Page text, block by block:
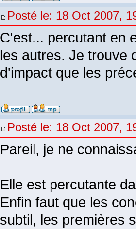
Posté le: 18 Oct 2007,
C'est... percutant en
les autres. Je trouve
d'impact que les
Posté le: 18 Oct 2007,
Pareil, je ne
Elle est percutante
Enfin faut que les
subtil, les premières